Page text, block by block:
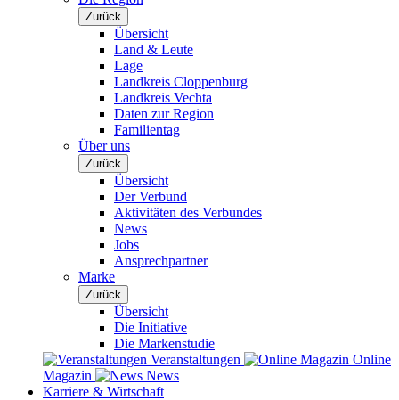
Zurück
Übersicht
Land & Leute
Lage
Landkreis Cloppenburg
Landkreis Vechta
Daten zur Region
Familientag
Über uns
Zurück
Übersicht
Der Verbund
Aktivitäten des Verbundes
News
Jobs
Ansprechpartner
Marke
Zurück
Übersicht
Die Initiative
Die Markenstudie
Veranstaltungen
Online
Magazin
News
Karriere & Wirtschaft